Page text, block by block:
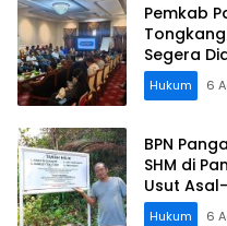
Pemkab
Segera
Hukum 6
BPN
SHM di
Usut
Hukum 6